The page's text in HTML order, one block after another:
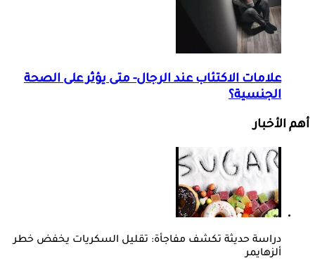
علامات الاكتئاب عند الرجال- متى يؤثر على الصحة
الجنسية؟
أهم الأخبار
دراسة حديثة تكشف مفاجأة: تقليل السكريات يخفض خطر
ألزهايمر